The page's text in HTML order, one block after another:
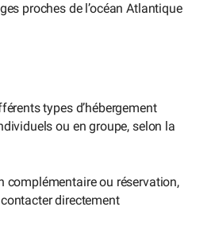
proches de l’océan Atlantique
types d’hébergement
ou en groupe, selon la
complémentaire ou réservation,
directement